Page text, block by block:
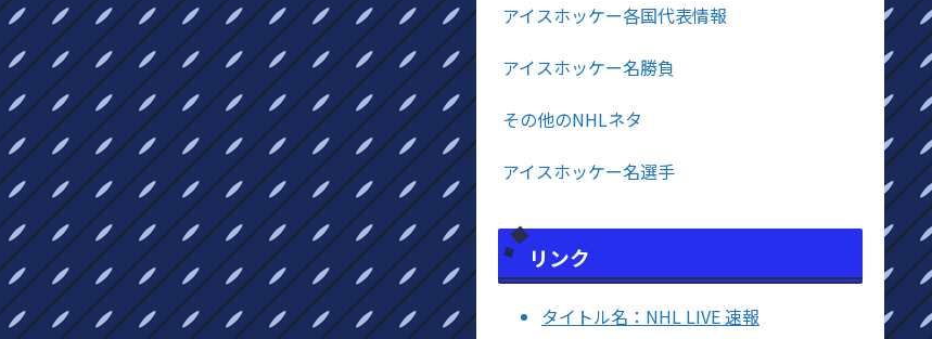
アイスホッケー各国代表情報
アイスホッケー名勝負
その他のNHLネタ
アイスホッケー名選手
リンク
タイトル名：NHL LIVE 速報